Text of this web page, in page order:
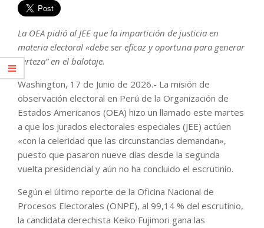
La OEA pidió al JEE que la impartición de justicia en
materia electoral «debe ser eficaz y oportuna para generar
certeza” en el balotaje.
Washington, 17 de Junio de 2026.- La misión de
observación electoral en Perú de la Organización de
Estados Americanos (OEA) hizo un llamado este martes
a que los jurados electorales especiales (JEE) actúen
«con la celeridad que las circunstancias demandan»,
puesto que pasaron nueve días desde la segunda
vuelta presidencial y aún no ha concluido el escrutinio.
Según el último reporte de la Oficina Nacional de
Procesos Electorales (ONPE), al 99,14 % del escrutinio,
la candidata derechista Keiko Fujimori gana las